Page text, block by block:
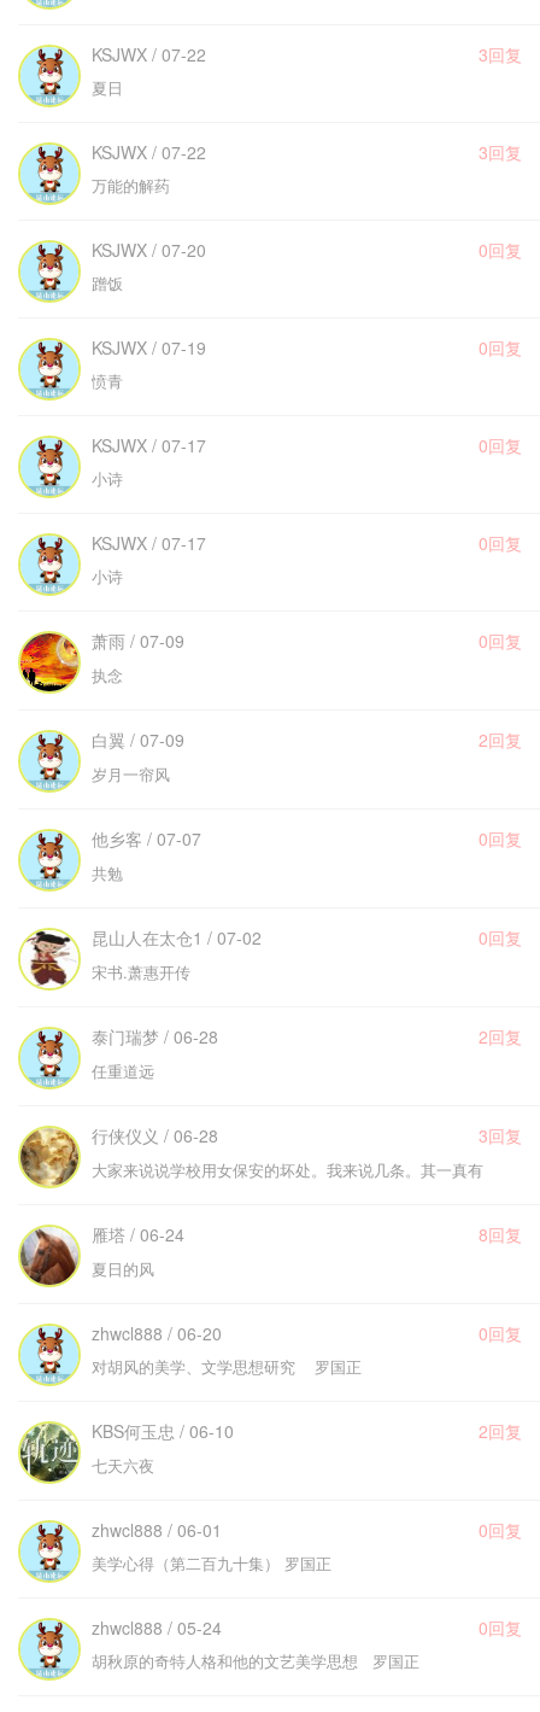
KSJWX / 07-22 3回复
夏日
KSJWX / 07-22 3回复
万能的解药
KSJWX / 07-20 0回复
蹭饭
KSJWX / 07-19 0回复
愤青
KSJWX / 07-17 0回复
小诗
KSJWX / 07-17 0回复
小诗
萧雨 / 07-09 0回复
执念
白翼 / 07-09 2回复
岁月一帘风
他乡客 / 07-07 0回复
共勉
昆山人在太仓1 / 07-02 0回复
宋书.萧惠开传
泰门瑞梦 / 06-28 2回复
任重道远
行侠仪义 / 06-28 3回复
大家来说说学校用女保安的坏处。我来说几条。其一真有
雁塔 / 06-24 8回复
夏日的风
zhwcl888 / 06-20 0回复
对胡风的美学、文学思想研究 罗国正
KBS何玉忠 / 06-10 2回复
七天六夜
zhwcl888 / 06-01 0回复
美学心得（第二百九十集） 罗国正
zhwcl888 / 05-24 0回复
胡秋原的奇特人格和他的文艺美学思想 罗国正